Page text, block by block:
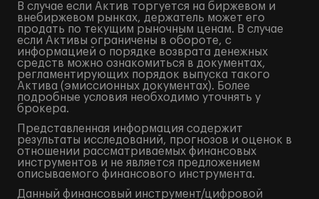
В случае если Актив торгуется на биржевом и
внебиржевом рынках, держатель может его
продать по текущим рыночным ценам. В случае
если Активы ограничены в обороте, с
информацией о порядке возврата денежных
средств можно ознакомиться в документах,
регламентирующих порядок выпуска такого
Актива (эмиссионных документах). Более
подробные условия необходимо уточнять у
брокера.
Представленная информация содержит
результаты исследований, прогнозов и оценок в
отношении рассматриваемых финансовых
инструментов и не является предложением
описываемого финансового инструмента.
Данный финансовый инструмент/цифровой